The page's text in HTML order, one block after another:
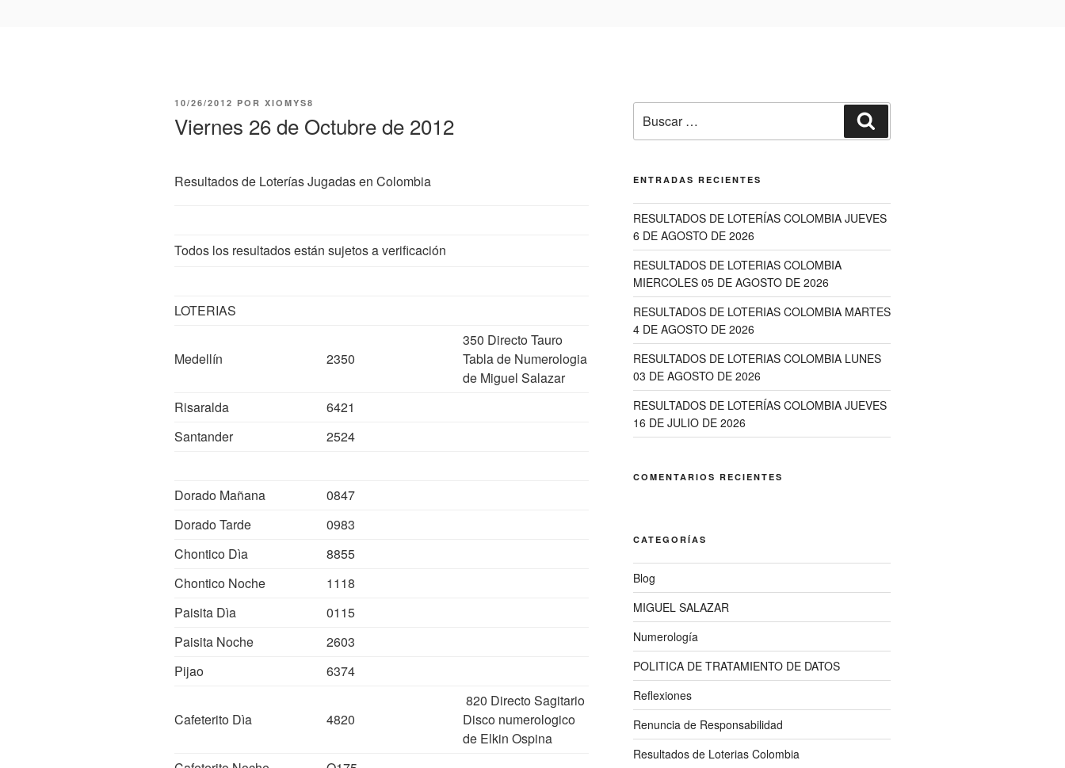
PUBLICADO
10/26/2012 POR XIOMYS8
Viernes 26 de Octubre de 2012
Resultados de Loterías Jugadas en Colombia
Todos los resultados están sujetos a verificación
LOTERIAS
Medellín 2350
350 Directo Tauro
Tabla de Numerologia
de Miguel Salazar
Risaralda
6421
Santander
2524
Dorado Mañana
0847
Dorado Tarde
0983
Chontico Dìa
8855
Chontico Noche
1118
Paisita Dìa
0115
Paisita Noche
2603
Pijao
6374
Cafeterito Dìa 4820
820 Directo Sagitario
Disco numerologico
de Elkin Ospina
por:
ENTRADAS RECIENTES
RESULTADOS DE LOTERÍAS COLOMBIA JUEVES
6 DE AGOSTO DE 2026
RESULTADOS DE LOTERIAS COLOMBIA
MIERCOLES 05 DE AGOSTO DE 2026
RESULTADOS DE LOTERIAS COLOMBIA MARTES
4 DE AGOSTO DE 2026
RESULTADOS DE LOTERIAS COLOMBIA LUNES
03 DE AGOSTO DE 2026
RESULTADOS DE LOTERÍAS COLOMBIA JUEVES
16 DE JULIO DE 2026
COMENTARIOS RECIENTES
CATEGORÍAS
Blog
MIGUEL SALAZAR
Numerología
POLITICA DE TRATAMIENTO DE DATOS
Reflexiones
Renuncia de Responsabilidad
Resultados de Loterias Colombia